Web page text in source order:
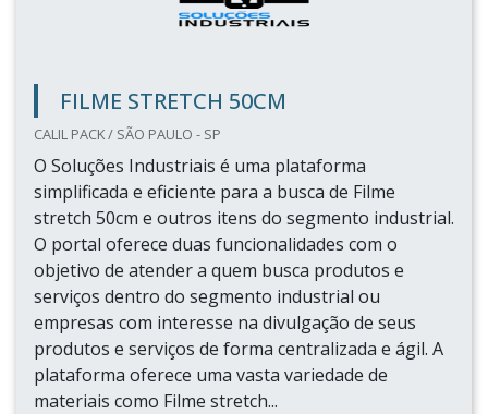
FILME STRETCH 50CM
CALIL PACK / SÃO PAULO - SP
O Soluções Industriais é uma plataforma
simplificada e eficiente para a busca de Filme
stretch 50cm e outros itens do segmento industrial.
O portal oferece duas funcionalidades com o
objetivo de atender a quem busca produtos e
serviços dentro do segmento industrial ou
empresas com interesse na divulgação de seus
produtos e serviços de forma centralizada e ágil. A
plataforma oferece uma vasta variedade de
materiais como Filme stretch...